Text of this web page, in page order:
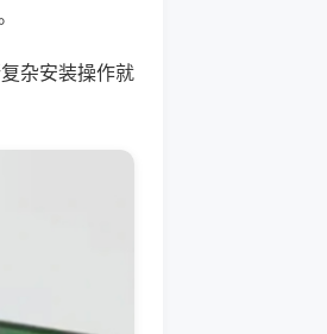
杂安装操作就